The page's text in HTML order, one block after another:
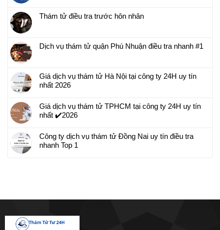
Thám tử điều tra trước hôn nhân
Dịch vụ thám tử quận Phú Nhuận điều tra nhanh #1
Giá dịch vụ thám tử Hà Nội tại công ty 24H uy tín
nhất 2026
Giá dịch vụ thám tử TPHCM tại công ty 24H uy tín
nhất ✔️2026
Công ty dịch vụ thám tử Đồng Nai uy tín điều tra
nhanh Top 1